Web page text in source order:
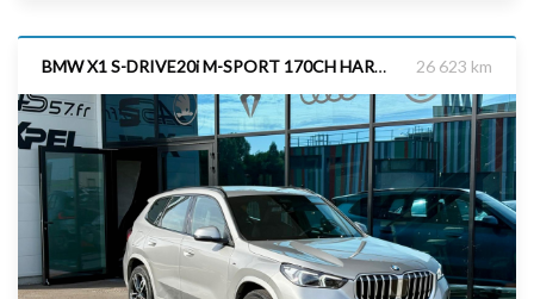
BMW X1 S-DRIVE20i M-SPORT 170CH HARMAN KARDON CAMERA SIEGES ELEC 26 623 km